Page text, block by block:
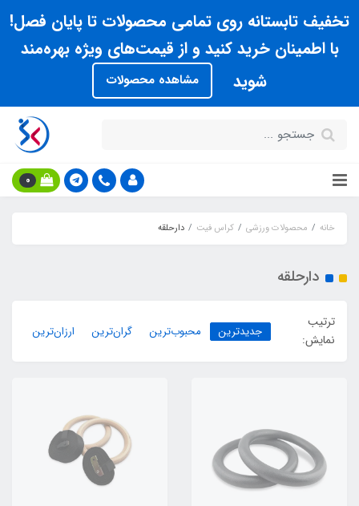
تخفیف تابستانه روی تمامی محصولات تا پایان فصل!
با اطمینان خرید کنید و از قیمت‌های ویژه بهره‌مند
شوید
مشاهده محصولات
0
خانه محصولات ورزشی کراس فیت دارحلقه
دارحلقه
ترتیب
نمایش:
جدیدترین محبوب‌ترین گران‌ترین ارزان‌ترین